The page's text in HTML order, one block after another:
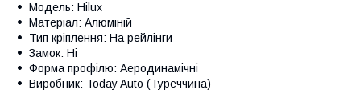
Модель: Hilux
Матеріал: Алюміній
Тип кріплення: На рейлінги
Замок: Ні
Форма профілю: Аеродинамічні
Виробник: Today Auto (Туреччина)